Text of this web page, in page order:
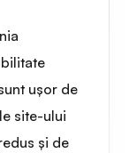
ușor de
site-ului
și de